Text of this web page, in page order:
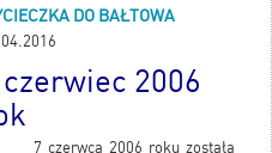
DO BAŁTOWA
czerwiec 2006
czerwca 2006 roku została